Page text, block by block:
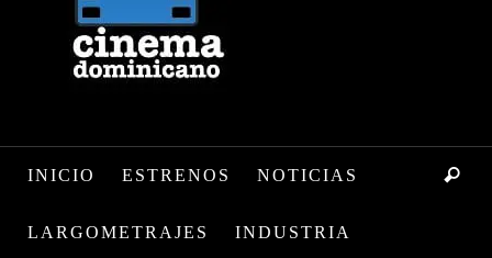
INICIO ESTRENOS NOTICIAS
LARGOMETRAJES INDUSTRIA